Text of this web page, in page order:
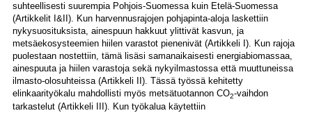
suhteellisesti suurempia Pohjois-Suomessa kuin Etelä-Suomessa
(Artikkelit I&II). Kun harvennusrajojen pohjapinta-aloja laskettiin
nykysuosituksista, ainespuun hakkuut ylittivät kasvun, ja
metsäekosysteemien hiilen varastot pienenivät (Artikkeli I). Kun rajoja
puolestaan nostettiin, tämä lisäsi samanaikaisesti energiabiomassaa,
ainespuuta ja hiilen varastoja sekä nykyilmastossa että muuttuneissa
ilmasto-olosuhteissa (Artikkeli II). Tässä työssä kehitetty
elinkaarityökalu mahdollisti myös metsätuotannon CO2-vaihdon
tarkastelut (Artikkeli III). Kun työkalua käytettiin